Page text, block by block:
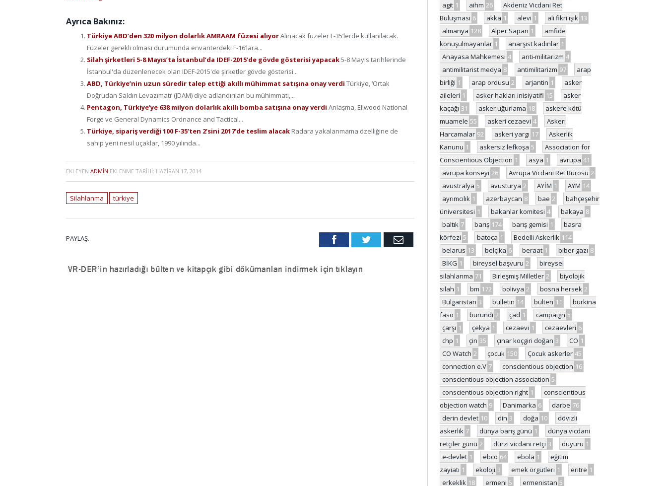
Ayrıca Bakınız:
Türkiye ABD’den 320 milyon dolarlık AMRAAM füzesi alıyorAlınacak füzeler F-35’lerde kullanılacak.
Füzeler gerekli olması durumunda envanterdeki F-16’lara...
Silah şirketleri 5-8 Mayıs’ta İstanbul’da IDEF-2015’de gövde gösterisi yapacak5-8 Mayıs tarihlerinde
İstanbul'da düzenlenecek olan IDEF-2015'de şirketler gövde gösterisi...
ABD, Türkiye’nin uzun süredir talep ettiği akıllı mühimmat satışına onay verdi Türkiye, ‘Ortak
Doğrudan Saldırı Levazımatı’ (JDAM) diye adlandırılan bu mühimmatı,...
Pentagon, Türkiye’ye 638 milyon dolarlık akıllı bomba satışına onay verdi Anlaşma, Ellwood National
Forge ve General Dynamics Ordnance and Tactical...
Türkiye, sipariş verdiği 100 F-35’ten 2’sini 2017’de teslim alacak Radara yakalanmama özelliğine de
sahip yeni nesil uçaklar, 1990 yılında...
EKLEYEN ADMIN EKLENME TARIHI: HAZIRAN 17, 2014
Silahlanma türkiye
PAYLAŞ. FacebookTwitter Email
agit 1 aihm 26
Akdeniz Vicdani Ret
Buluşması 6 akka 1 alevi 1 ali fikri ışık 13
almanya 128 Alper Sapan 1
amfide
konuşulmayanlar 1 anarşist kadınlar 1
Anayasa Mahkemesi 4 anti-militarizm 4
antimilitarist medya 8 antimilitarizm 97
arap
birliği 1 arap ordusu 2 arjantin 1
asker
aileleri 1 asker hakları inisiyatifi 15
asker
kaçağı 31 asker uğurlama 18
askere kötü
muamele 55 askeri cezaevi 4
Askeri
Harcamalar 92 askeri yargı 17
Askerlik
Kanunu 1 askersiz lefkoşa 5
Association for
Conscientious Objection 1 asya 1 avrupa 41
avrupa konseyi 26 Avrupa Vicdani Ret Bürosu 2
avustralya 5 avusturya 2 AYİM 1 AYM 14
ayrımcılık 1 azerbaycan 8 bae 2
bahçeşehir
üniversitesi 1 bakanlar komitesi 4 bakaya 8
baltık 7 barış 174 barış gemisi 1
basra
körfezi 5 batoça 1 Bedelli Askerlik 114
belarus 13 belçika 6 beraat 1 biber gazı 8
BİKG 1 bireysel başvuru 2
bireysel
silahlanma 71 Birleşmiş Milletler 2
biyolojik
silah 1 bm 172 bolivya 2 bosna hersek 2
Bulgaristan 3 bulletin 14 bülten 11
burkina
faso 1 burundi 2 çad 1 campaign 5
çarşı 1 çekya 1 cezaevi 1 cezaevleri 6
chp 1 çin 35 çınar koçgiri doğan 3 CO 1
CO Watch 2 çocuk 150 Çocuk askerler 45
connection e.V 7 conscientious objection 16
conscientious objection association 5
conscientious objection right 1
conscientious
objection watch 9 Danimarka 6 darbe 76
derin devlet 10 din 3 doğa 10
dövizli
askerlik 7 dünya barış günü 1
dünya vicdani
retçiler günü 2 dürzi vicdani retçi 3 duyuru 1
e-devlet 1 ebco 64 ebola 1
eğitim
zayiatı 1 ekoloji 3 emek örgütleri 1 eritre 1
erkeklik 18 ermeni 5 ermenistan 5